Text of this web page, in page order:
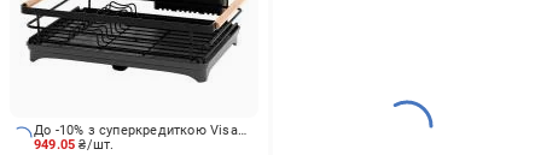
949.05₴/шт.
До -10% з суперкредиткою Visa Вигода